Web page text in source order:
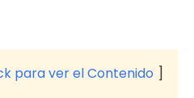
para ver el Contenido